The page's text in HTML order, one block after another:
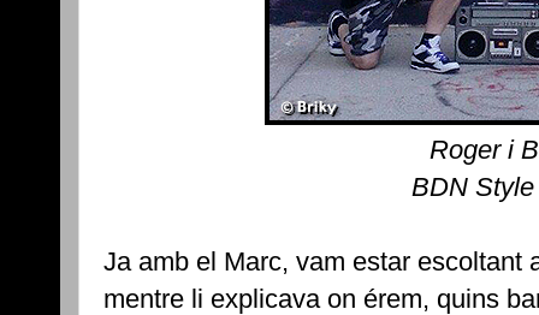
Roger i
BDN
Ja amb el Marc, vam estar escoltant
mentre li explicava on érem, quins